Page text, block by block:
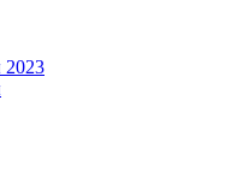
2023